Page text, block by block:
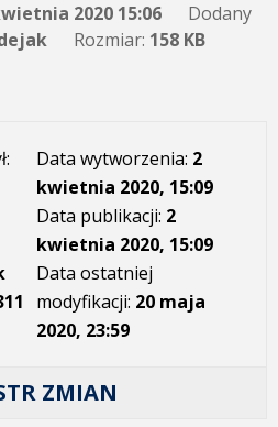
2020 15:06
Dodany
Rozmiar: 158 KB
Data wytworzenia: 2
kwietnia 2020, 15:09
Data publikacji: 2
kwietnia 2020, 15:09
Data ostatniej
modyfikacji: 20 maja
2020, 23:59
ZMIAN